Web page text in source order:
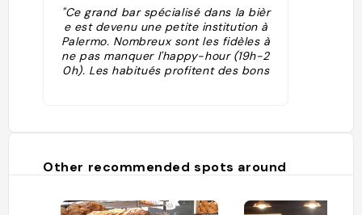
"Ce grand bar spécialisé dans la bièr
e est devenu une petite institution à
Palermo. Nombreux sont les fidèles à
ne pas manquer l'happy-hour (19h-2
0h). Les habitués profitent des bons
des huit différentes bières Antares..."
Other recommended spots around